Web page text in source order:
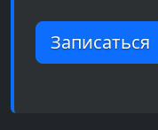
Записаться